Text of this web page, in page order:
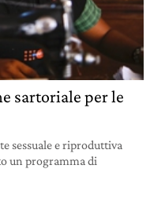
sartoriale per le
sessuale e riproduttiva
un programma di